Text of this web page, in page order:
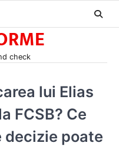
check
lui Elias
FCSB? Ce
decizie poate